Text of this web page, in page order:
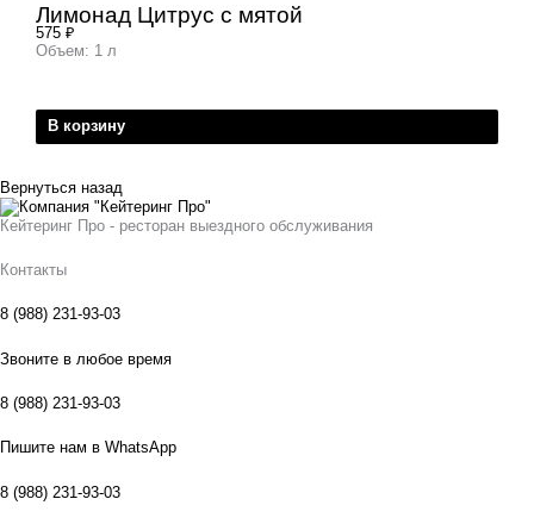
Лимонад Цитрус с мятой
575 ₽
Объем: 1 л
В корзину
Вернуться назад
Кейтеринг Про - ресторан выездного обслуживания
Контакты
8 (988) 231-93-03
Звоните в любое время
8 (988) 231-93-03
Пишите нам в WhatsApp
8 (988) 231-93-03